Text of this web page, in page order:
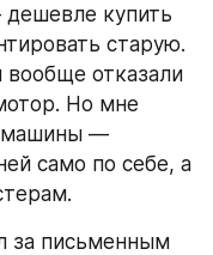
купить
старую.
отказали
Но мне
машины —
само по себе, а
за письменным